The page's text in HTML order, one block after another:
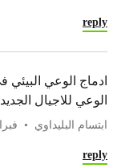
reply
ادماج الوعي
الوعي للاجيال
ابتسام البليداوي فبراير
reply